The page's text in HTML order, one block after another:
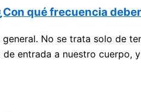
qué frecuencia
No se trata solo de
entrada a nuestro